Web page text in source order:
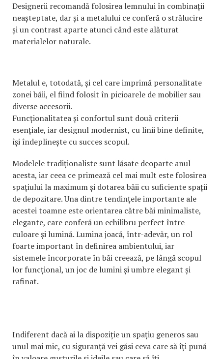
Designerii recomandă folosirea lemnului în combinații
neașteptate, dar și a metalului ce conferă o strălucire
și un contrast aparte atunci când este alăturat
materialelor naturale.
Metalul e, totodată, și cel care imprimă personalitate
zonei băii, el fiind folosit în picioarele de mobilier sau
diverse accesorii.
Funcționalitatea și confortul sunt două criterii
esențiale, iar designul modernist, cu linii bine definite,
își îndeplinește cu succes scopul.
Modelele tradiționaliste sunt lăsate deoparte anul
acesta, iar ceea ce primează cel mai mult este folosirea
spațiului la maximum și dotarea băii cu suficiente spații
de depozitare. Una dintre tendințele importante ale
acestei toamne este orientarea către băi minimaliste,
elegante, care conferă un echilibru perfect între
culoare și lumină. Lumina joacă, într-adevăr, un rol
foarte important în definirea ambientului, iar
sistemele încorporate în băi creează, pe lângă scopul
lor funcțional, un joc de lumini și umbre elegant și
rafinat.
Indiferent dacă ai la dispoziție un spațiu generos sau
unul mai mic, cu siguranță vei găsi ceva care să îți pună